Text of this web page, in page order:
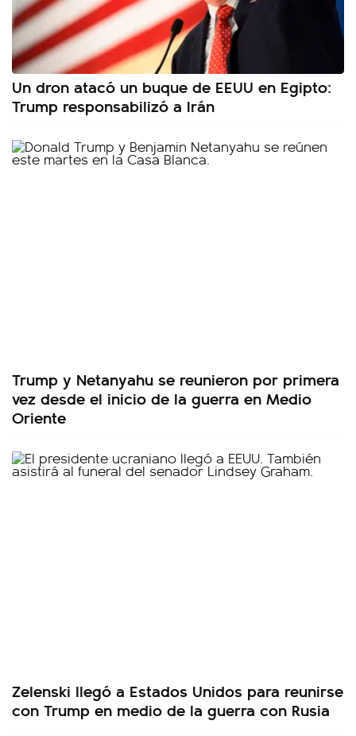
Un dron atacó un buque de EEUU en Egipto:
Trump responsabilizó a Irán
Trump y Netanyahu se reunieron por primera
vez desde el inicio de la guerra en Medio
Oriente
Zelenski llegó a Estados Unidos para reunirse
con Trump en medio de la guerra con Rusia